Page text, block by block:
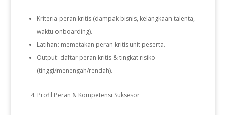
Kriteria peran kritis (dampak bisnis, kelangkaan talenta,
waktu onboarding).
Latihan: memetakan peran kritis unit peserta.
Output: daftar peran kritis & tingkat risiko
(tinggi/menengah/rendah).
Profil Peran & Kompetensi Suksesor